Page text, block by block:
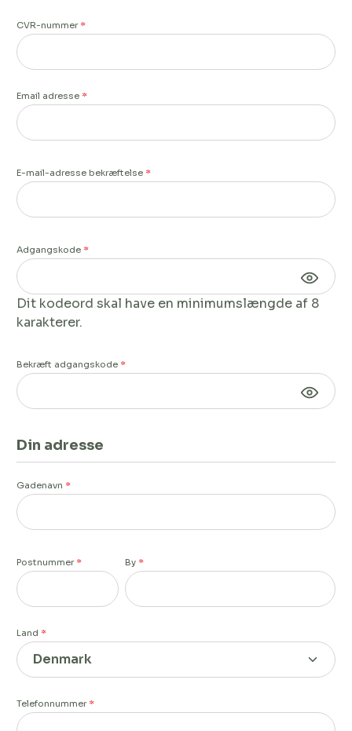
CVR-nummer *
Email adresse *
E-mail-adresse bekræftelse *
Adgangskode *
Dit kodeord skal have en minimumslængde af 8
karakterer.
Bekræft adgangskode *
Din adresse
Gadenavn *
Postnummer * By *
Land *
Telefonnummer *